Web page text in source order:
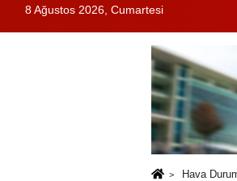
8 Ağustos 2026, Cumartesi
Hava